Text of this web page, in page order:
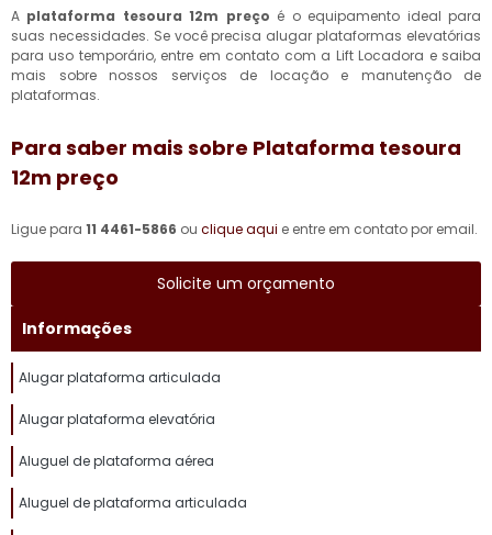
A plataforma tesoura 12m preço é o equipamento ideal para
suas necessidades. Se você precisa alugar plataformas elevatórias
para uso temporário, entre em contato com a Lift Locadora e saiba
mais sobre nossos serviços de locação e manutenção de
plataformas.
Para saber mais sobre Plataforma tesoura
12m preço
Ligue para 11 4461-5866 ou clique aqui e entre em contato por email.
Solicite um orçamento
Informações
Alugar plataforma articulada
Alugar plataforma elevatória
Aluguel de plataforma aérea
Aluguel de plataforma articulada